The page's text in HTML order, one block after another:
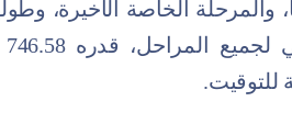
للتوقيت.